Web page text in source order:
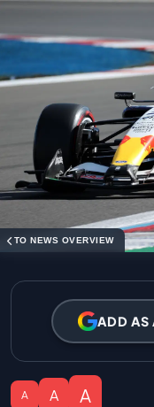
TO NEWS OVERVIEW
ADD AS
A A A